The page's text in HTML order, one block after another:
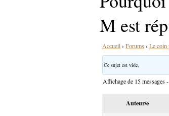
M est
Accueil› Forums › Le coin
Ce sujet est vide.
Affichage de 15 messages
Auteur/e